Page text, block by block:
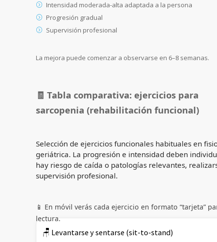
Intensidad moderada-alta adaptada a la persona
Progresión gradual
Supervisión profesional
La mejora puede comenzar a observarse en 6–8 semanas.
🧾 Tabla comparativa: ejercicios para
sarcopenia (rehabilitación funcional)
Selección de ejercicios funcionales habituales en
geriátrica. La progresión e intensidad deben
hay riesgo de caída o patologías relevantes,
supervisión profesional.
📱 En móvil verás cada ejercicio en formato “tarjeta”
lectura.
🪑 Levantarse y sentarse (sit-to-stand)